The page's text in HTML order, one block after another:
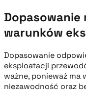
Dopasowanie
warunków
Dopasowanie
eksploatacji
ważne, ponieważ ma
niezawodność oraz